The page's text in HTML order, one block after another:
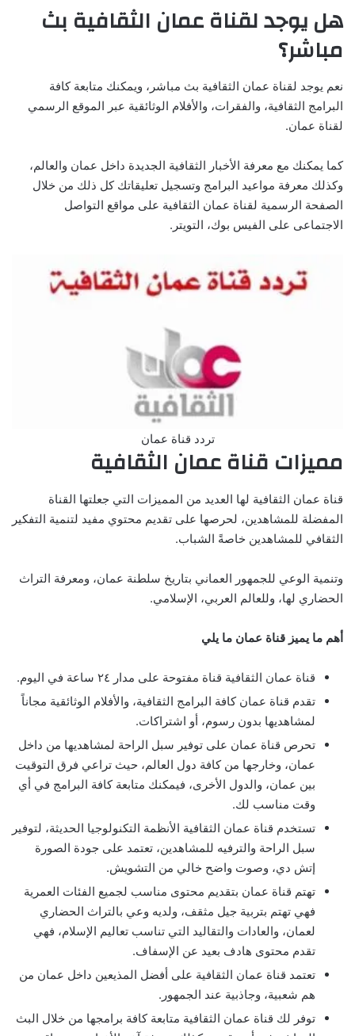
هل يوجد لقناة عمان الثقافية بث
مباشر؟
نعم يوجد لقناة عمان الثقافية بث مباشر، ويمكنك متابعة كافة
البرامج الثقافية، والفقرات، والأفلام الوثائقية عبر الموقع الرسمي
لقناة عمان.
كما يمكنك مع معرفة الأخبار الثقافية الجديدة داخل عمان والعالم،
وكذلك معرفة مواعيد البرامج وتسجيل تعليقاتك كل ذلك من خلال
الصفحة الرسمية لقناة عمان الثقافية على مواقع التواصل
الاجتماعى على الفيس بوك، التويتر.
تردد قناة عمان
مميزات قناة عمان الثقافية
قناة عمان الثقافية لها العديد من المميزات التي جعلتها القناة
المفضلة للمشاهدين، لحرصها على تقديم محتوي مفيد لتنمية التفكير
الثقافي للمشاهدين خاصةً الشباب.
وتنمية الوعي للجمهور العماني بتاريخ سلطنة عمان، ومعرفة التراث
الحضاري لها، وللعالم العربي، الإسلامي.
أهم ما يميز قناة عمان ما يلي
قناة عمان الثقافية قناة مفتوحة على مدار ٢٤ ساعة في اليوم.
تقدم قناة عمان كافة البرامج الثقافية، والأفلام الوثائقية مجاناً
لمشاهديها بدون رسوم، أو اشتراكات.
تحرص قناة عمان على توفير سبل الراحة لمشاهديها من داخل
عمان، وخارجها من كافة دول العالم، حيث تراعي فرق التوقيت
بين عمان، والدول الأخرى، فيمكنك متابعة كافة البرامج في أي
وقت مناسب لك.
تستخدم قناة عمان الثقافية الأنظمة التكنولوجيا الحديثة، لتوفير
سبل الراحة والترفيه للمشاهدين، تعتمد على جودة الصورة
إتش دي، وصوت واضح خالي من التشويش.
تهتم قناة عمان بتقديم محتوى مناسب لجميع الفئات العمرية
فهي تهتم بتربية جيل مثقف، ولديه وعي بالتراث الحضاري
لعمان، والعادات والتقاليد التي تناسب تعاليم الإسلام، فهي
تقدم محتوى هادف بعيد عن الإسفاف.
تعتمد قناة عمان الثقافية على أفضل المذيعين داخل عمان من
هم شعبية، وجاذبية عند الجمهور.
توفر لك قناة عمان الثقافية متابعة كافة برامجها من خلال البث